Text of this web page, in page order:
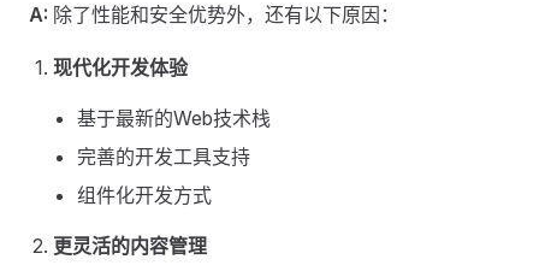
A: 除了性能和安全优势外，还有以下原因：
现代化开发体验
基于最新的Web技术栈
完善的开发工具支持
组件化开发方式
更灵活的内容管理